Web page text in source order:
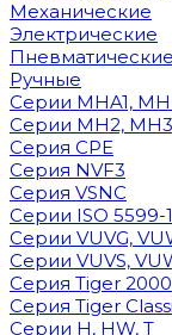
Механические
Электрические
Пневматические
Ручные
Cерии MHA1,
Cерии MH2,
Cерия CPE
Серия NVF3
Серия VSNC
Серии ISO 5599-1
Серии VUVG,
Серии VUVS,
Серия Tiger 2000
Серия Tiger
Серии H, HW, T